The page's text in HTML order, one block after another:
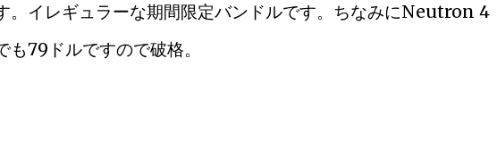
。イレギュラーな期間限定バンドルです。ちなみにNeutron 4
79ドルですので破格。